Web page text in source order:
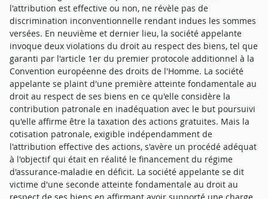
l'attribution est effective ou non, ne révèle pas de
discrimination inconventionnelle rendant indues les sommes
versées. En neuvième et dernier lieu, la société appelante
invoque deux violations du droit au respect des biens, tel que
garanti par l'article 1er du premier protocole additionnel à la
Convention européenne des droits de l'Homme. La société
appelante se plaint d'une première atteinte fondamentale au
droit au respect de ses biens en ce qu'elle considère la
contribution patronale en inadéquation avec le but poursuivi
qu'elle affirme être la taxation des actions gratuites. Mais la
cotisation patronale, exigible indépendamment de
l'attribution effective des actions, s'avère un procédé adéquat
à l'objectif qui était en réalité le financement du régime
d'assurance-maladie en déficit. La société appelante se dit
victime d'une seconde atteinte fondamentale au droit au